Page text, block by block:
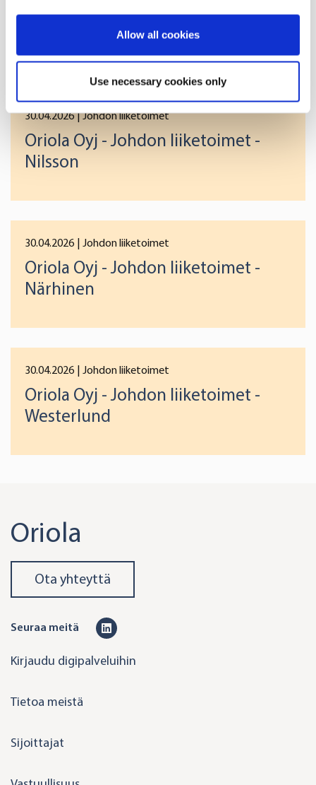
If you allow, we would also like to:
Identify your device by actively scanning it for
Find out more about how your personal data is processed
and set your preferences in the
We use cookies to offer you a better user experience,
analyse traffic and for advertising. You may change your
preferences below or at any time later.
Allow all cookies
Use necessary cookies only
Lisää uutisia
30.04.2026 | Johdon liiketoimet
Oriola Oyj - Johdon liiketoimet -
Nilsson
30.04.2026 | Johdon liiketoimet
Oriola Oyj - Johdon liiketoimet -
Närhinen
30.04.2026 | Johdon liiketoimet
Oriola Oyj - Johdon liiketoimet -
Westerlund
Oriola
Ota yhteyttä
Seuraa meitä
n
Kirjaudu digipalveluihin
Tietoa meistä
Sijoittajat